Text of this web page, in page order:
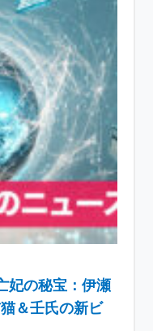
妃の秘宝：伊瀬
＆壬氏の新ビ